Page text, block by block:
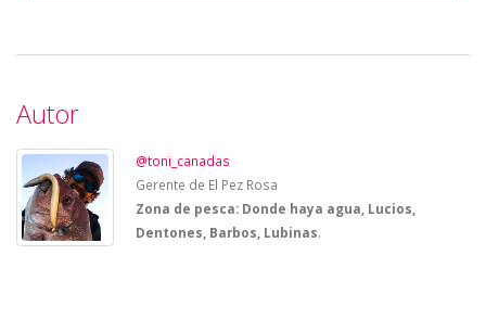
Autor
@toni_canadas
Gerente de El Pez Rosa
Zona de pesca: Donde haya agua, Lucios,
Dentones, Barbos, Lubinas.